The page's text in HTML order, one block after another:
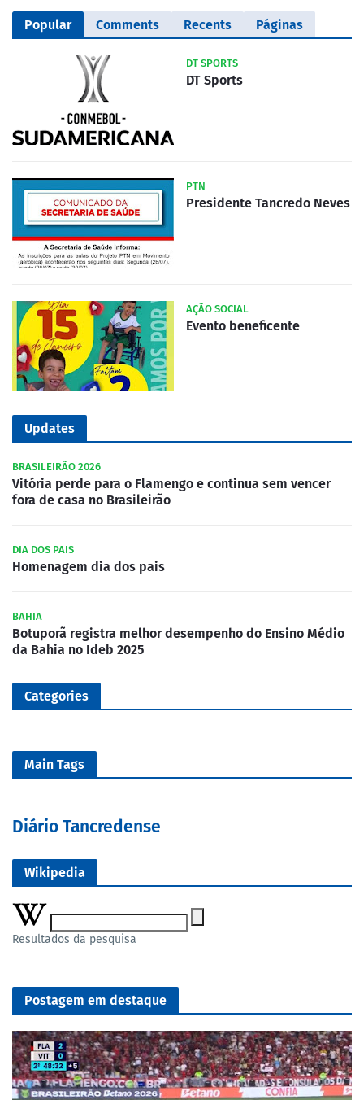
Popular Comments Recents Páginas
DT SPORTS
DT Sports
PTN
Presidente Tancredo Neves
AÇÃO SOCIAL
Evento beneficente
Updates
BRASILEIRÃO 2026
Vitória perde para o Flamengo e continua sem vencer
fora de casa no Brasileirão
DIA DOS PAIS
Homenagem dia dos pais
BAHIA
Botuporã registra melhor desempenho do Ensino Médio
da Bahia no Ideb 2025
Categories
Main Tags
Diário Tancredense
Wikipedia
Resultados da pesquisa
Postagem em destaque